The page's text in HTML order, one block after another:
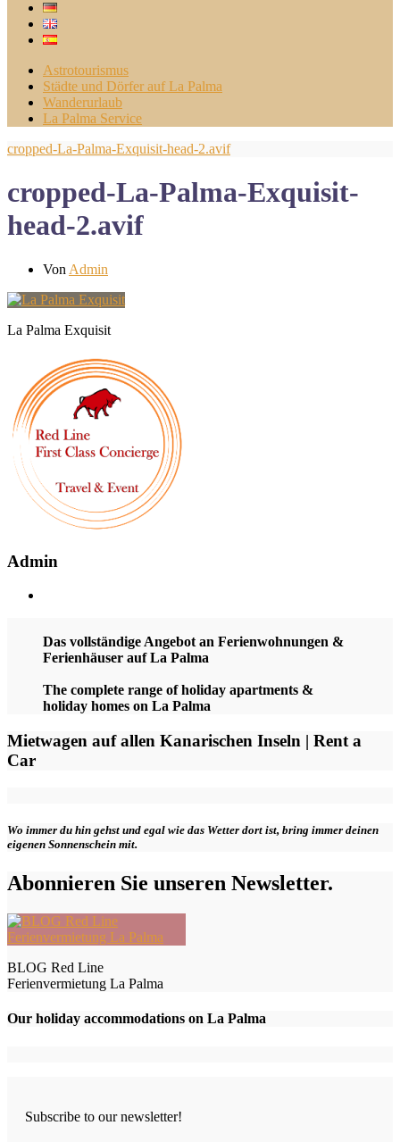
Astrotourismus
Städte und Dörfer auf La Palma
Wanderurlaub
La Palma Service
cropped-La-Palma-Exquisit-head-2.avif
cropped-La-Palma-Exquisit-
head-2.avif
Von Admin
La Palma Exquisit
Admin
Das vollständige Angebot an Ferienwohnungen &
Ferienhäuser auf La Palma
The complete range of holiday apartments &
holiday homes on La Palma
Mietwagen auf allen Kanarischen Inseln | Rent a
Car
Wo immer du hin gehst und egal wie das Wetter dort ist, bring immer deinen
eigenen Sonnenschein mit.
Abonnieren Sie unseren Newsletter.
BLOG Red Line
Ferienvermietung La Palma
Our holiday accommodations on La Palma
Subscribe to our newsletter!